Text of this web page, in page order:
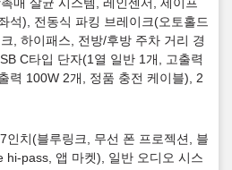
매 살균 시스템, 레인센서, 세이프
석), 전동식 파킹 브레이크(오토홀드
, 하이패스, 전방/후방 주차 거리 경
C타입 단자(1열 일반 1개, 고출력
력 100W 2개, 정품 충전 케이블), 2
인치(블루링크, 무선 폰 프로젝션, 블
hi-pass, 앱 마켓), 일반 오디오 시스